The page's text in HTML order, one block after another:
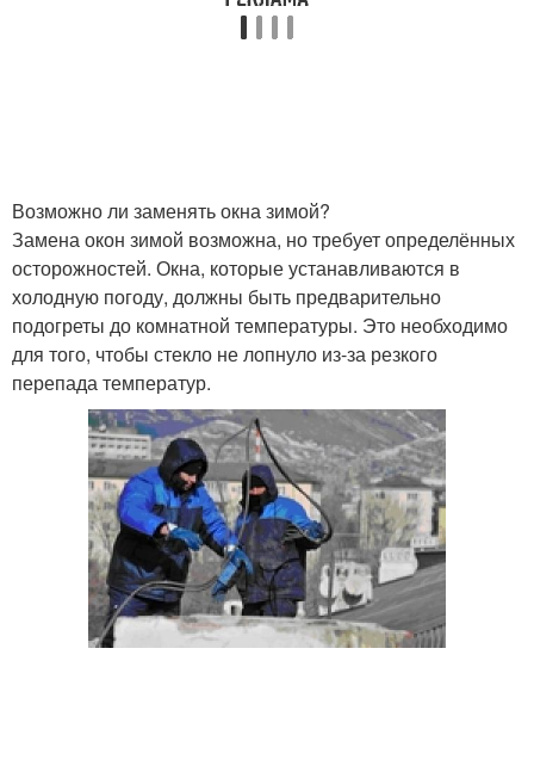
Возможно ли заменять окна зимой?
Замена окон зимой возможна, но требует определённых
осторожностей. Окна, которые устанавливаются в
холодную погоду, должны быть предварительно
подогреты до комнатной температуры. Это необходимо
для того, чтобы стекло не лопнуло из-за резкого
перепада температур.